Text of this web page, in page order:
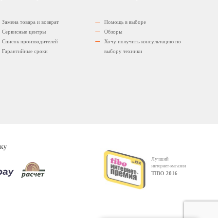
Замена товара и возврат
Сервисные центры
Список производителей
Гарантийные сроки
Помощь в выборе
Обзоры
Хочу получить консультацию по
выбору техники
Лучший
интернет-магазин
TIBO 2016